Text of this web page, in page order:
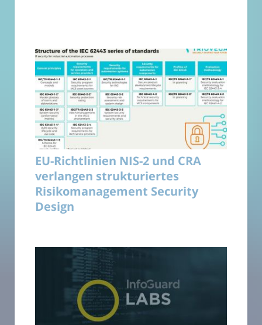
EU-Richtlinien NIS-2 und CRA
verlangen strukturiertes
Risikomanagement Security
Design